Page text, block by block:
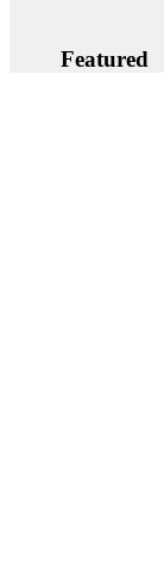
Featured